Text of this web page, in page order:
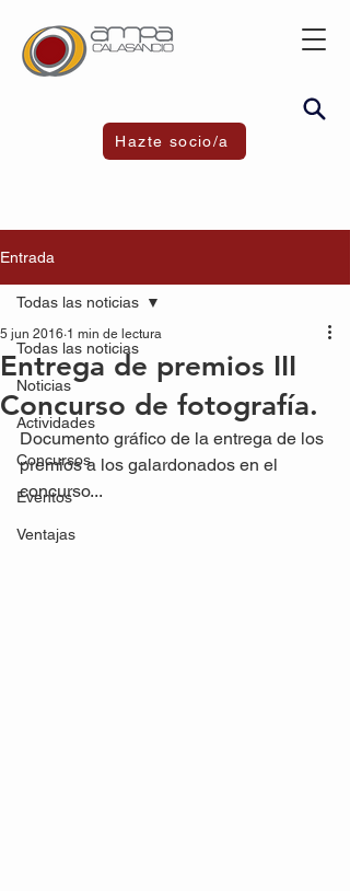
Hazte socio/a
Entrada
Todas las noticias
Noticias
Actividades
Concursos
Eventos
Ventajas
Todas las noticias
Entrega de premios III
Concurso de fotografía.
5 jun 2016 1 min de lectura
Documento gráfico de la entrega de los
premios a los galardonados en el
concurso...